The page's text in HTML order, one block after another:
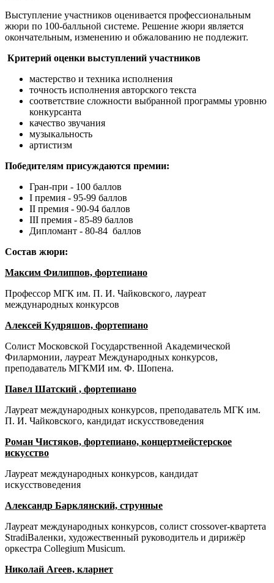
Выступление участников оценивается профессиональным
жюри по 100-балльной системе. Решение жюри является
окончательным, изменению и обжалованию не подлежит.
Критерий оценки выступлений участников
мастерство и техника исполнения
точность исполнения авторского текста
соответствие сложности выбранной программы уровню
конкурсанта
качество звучания
музыкальность
артистизм
Победителям присуждаются премии:
Гран-при - 100 баллов
I премия - 95-99 баллов
II премия - 90-94 баллов
III премия - 85-89 баллов
Дипломант - 80-84 баллов
Состав жюри:
Максим Филиппов, фортепиано
Профессор МГК им. П. И. Чайковского, лауреат
международных конкурсов
Алексей Кудряшов, фортепиано
Солист Московской Государственной Академической
Филармонии, лауреат Международных конкурсов,
преподаватель МГКМИ им. Ф. Шопена.
Павел Шатский , фортепиано
Лауреат международных конкурсов, преподаватель МГК им.
П. И. Чайковского, кандидат искусствоведения
Роман Чистяков, фортепиано, концертмейстерское
искусство
Лауреат международных конкурсов, кандидат
искусствоведения
Александр Барклянский, струнные
Лауреат международных конкурсов, солист crossover-квартета
StradiВаленки, художественный руководитель и дирижёр
оркестра Collegium Musicum.
Николай Агеев, кларнет